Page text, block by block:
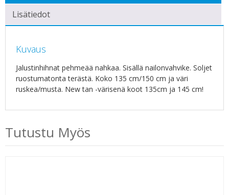
Lisätiedot
Kuvaus
Jalustinhihnat pehmeää nahkaa. Sisällä nailonvahvike. Soljet
ruostumatonta terästä. Koko 135 cm/150 cm ja väri
ruskea/musta. New tan -värisenä koot 135cm ja 145 cm!
Tutustu Myös